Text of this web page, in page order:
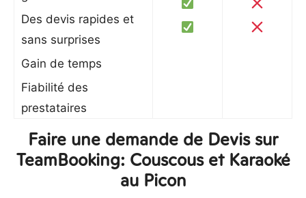
Des devis rapides et
sans surprises
Gain de temps
Fiabilité des
prestataires
Faire une demande de Devis sur
TeamBooking: Couscous et Karaoké
au Picon